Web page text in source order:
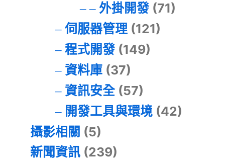
外掛開發(71)
伺服器管理(121)
程式開發(149)
資料庫(37)
資訊安全(57)
開發工具與環境(42)
攝影相關 (5)
新聞資訊 (239)